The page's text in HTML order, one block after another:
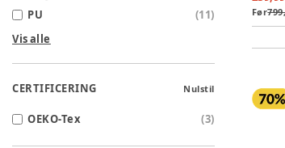
PU
(11)
Vis alle
CERTIFICERING Nulstil
OEKO-Tex (3)
Før